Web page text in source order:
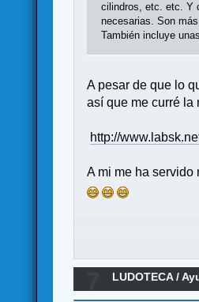
cilindros, etc. etc. Y
necesarias. Son
También incluye
A pesar de que lo
así que me curré
http://
A mi me ha servido
LUDOTECA/